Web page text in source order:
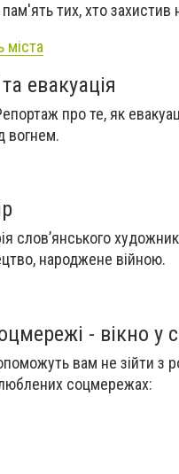
пам'ять тих, хто
міста
евакуація
про те, як
вогнем.
слов’янського
народжене війною.
- вікно у
вам не зійти з
соцмережах: